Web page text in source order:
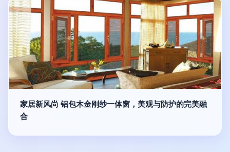
家居新风尚 铝包木金刚纱一体窗，美观与防护的完美融
合